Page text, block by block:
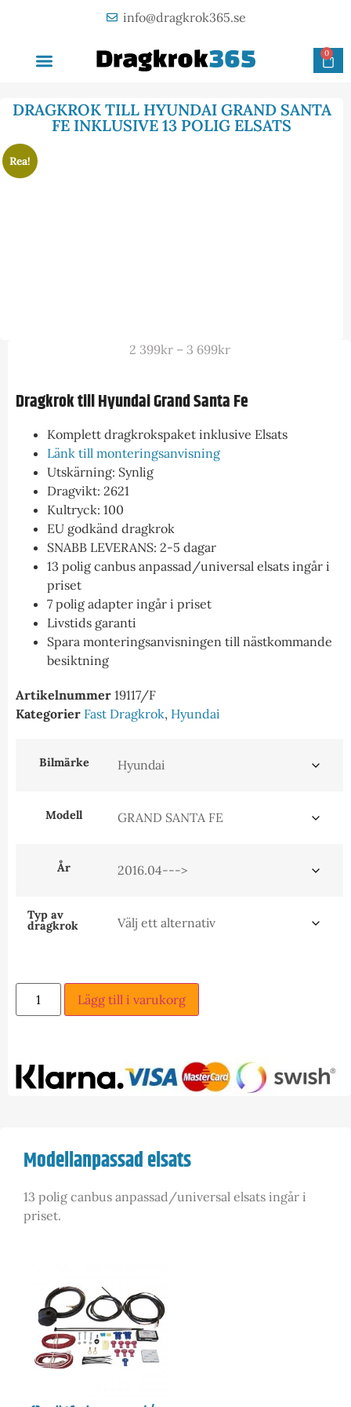
info@dragkrok365.se
0
DRAGKROK TILL HYUNDAI GRAND SANTA
FE INKLUSIVE 13 POLIG ELSATS
Rea!
2 399kr – 3 699kr
Dragkrok till Hyundai Grand Santa Fe
Komplett dragkrokspaket inklusive Elsats
Länk till monteringsanvisning
Utskärning: Synlig
Dragvikt: 2621
Kultryck: 100
EU godkänd dragkrok
SNABB LEVERANS: 2-5 dagar
13 polig canbus anpassad/universal elsats ingår i
priset
7 polig adapter ingår i priset
Livstids garanti
Spara monteringsanvisningen till nästkommande
besiktning
Artikelnummer 19117/F
Kategorier Fast Dragkrok, Hyundai
Bilmärke
Modell
År
Typ av
dragkrok
Lägg till i varukorg
Modellanpassad elsats
13 polig canbus anpassad/universal elsats ingår i
priset.